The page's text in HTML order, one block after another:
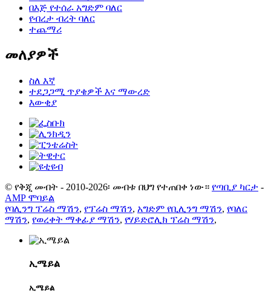
በእጅ የተሰራ አግድም ባለር
የብረታ ብረት ባለር
ተጨማሪ
መለያዎች
ስለ እኛ
ተደጋጋሚ ጥያቄዎች እና ማውረድ
እውቂያ
© የቅጂ መብት - 2010-2026፡ መብቱ በህግ የተጠበቀ ነው። የጣቢያ ካርታ -
AMP ሞባይል
የባሊንግ ፕሬስ ማሽን, የፕሬስ ማሽን, አግድም የቢሊንግ ማሽን, የባለር
ማሽን, የወረቀት ማቀፊያ ማሽን, የሃይድሮሊክ ፕሬስ ማሽን,
ኢሜይል
ኢሜይል